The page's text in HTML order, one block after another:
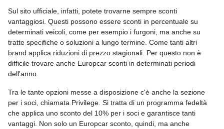
Sul sito ufficiale, infatti, potete trovarne sempre sconti
vantaggiosi. Questi possono essere sconti in percentuale su
determinati veicoli, come per esempio i furgoni, ma anche su
tratte specifiche o soluzioni a lungo termine. Come tanti altri
brand applica riduzioni di prezzo stagionali. Per questo non è
difficile trovare anche Europcar sconti in determinati periodi
dell'anno.
Tra le tante opzioni messe a disposizione c'è anche la sezione
per i soci, chiamata Privilege. Si tratta di un programma fedeltà
che applica uno sconto del 10% per i soci e garantisce tanti
vantaggi. Non solo un Europcar sconto, quindi, ma anche